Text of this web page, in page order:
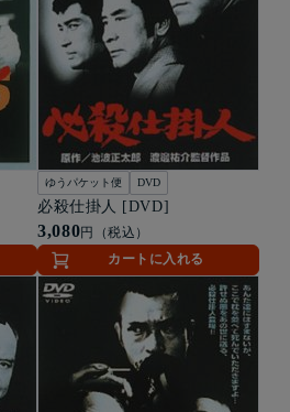
ゆうパケット便 DVD
必殺仕掛人 [DVD]
3,080円（税込）
カートに入れる